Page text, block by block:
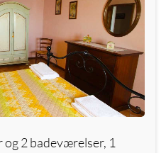
2 badeværelser, 1